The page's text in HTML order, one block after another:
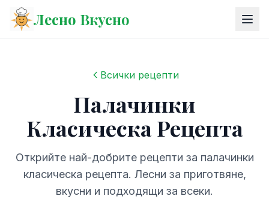
Лесно Вкусно
Всички рецепти
Палачинки
Класическа Рецепта
Открийте най-добрите рецепти за палачинки
класическа рецепта. Лесни за приготвяне,
вкусни и подходящи за всеки.